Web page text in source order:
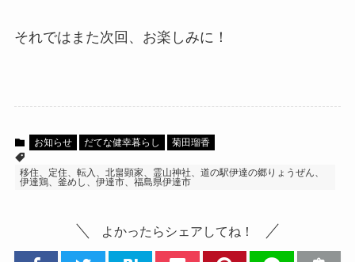
それではまた次回、お楽しみに！
お知らせ だてな健幸暮らし 菊田瑠香
移住、定住、転入、北畠顕家、霊山神社、道の駅伊達の郷りょうぜん、
伊達鶏、釜めし、伊達市、福島県伊達市
よかったらシェアしてね！